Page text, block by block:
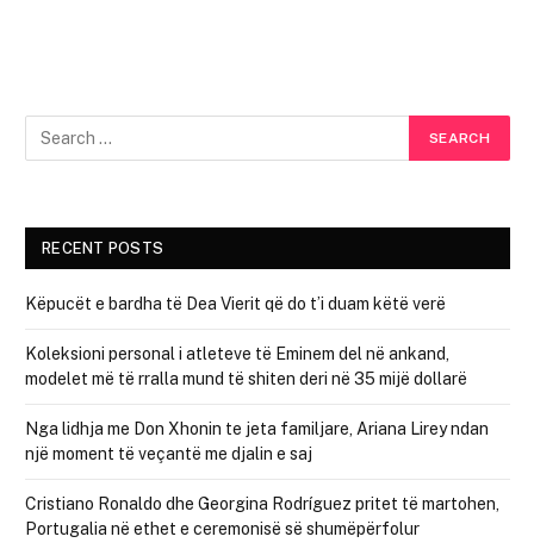
RECENT POSTS
Këpucët e bardha të Dea Vierit që do t’i duam këtë verë
Koleksioni personal i atleteve të Eminem del në ankand,
modelet më të rralla mund të shiten deri në 35 mijë dollarë
Nga lidhja me Don Xhonin te jeta familjare, Ariana Lirey ndan
një moment të veçantë me djalin e saj
Cristiano Ronaldo dhe Georgina Rodríguez pritet të martohen,
Portugalia në ethet e ceremonisë së shumëpërfolur